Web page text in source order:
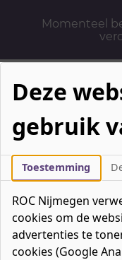
Momenteel
Mbo-opleidingen
Werken & Leren
Mavo / havo / vwo
Contact
Over ons
Bedrijven
Deze
gebruik
Toestemming
ROC Nijmegen
cookies om de
advertenties te
cookies (Google